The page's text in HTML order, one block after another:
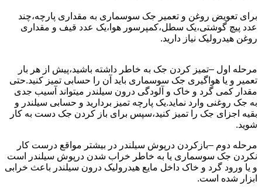
برای تعویض روغن و تعمیر جک سوسماری به مقداری پارچه،چند
عدد پیچ گوشتی،یک سطل،کمپرسور هوا،یک عدد قیف و مقداری
روغن هیدرولیک نیاز دارید.
مرحله اول –تمیز کردن جک به خاطر داشته باشید،پیش از هر بار
تعمیر و یا هواگیری جک سوسماری باید آن را حسابی تمیز کنید.حتی
مقدار کمی گرد و خاک و آلودگی درون سیلندر میتواند آسیب جدی
به جک روغنی وارد نماید.یک پارچه تمیز بردارید و حسابی سیلندر و
بقیه اجزای جک را تمیز کنید،سپس برای باز کردن جک دست به کار
شوید.
مرحله دوم –بازکردن درپوش سیلندر در بیشتر مواقع درست کار
نکردن جک سوسماری یا به خاطر خراب شدن درپوش سیلندر است
و یا ورود گرد و خاک داخل مایع هیدرولیک درون سیلندر باعث خرابی
ابزار شده است.